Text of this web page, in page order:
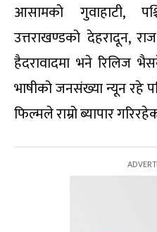
आसामको गुवाहाटी,
उत्तराखण्डको देहरादून,
हैदरावादमा भने रिलिज
भाषीको जनसंख्या न्यून रहे
फिल्मले राम्रो ब्यापार